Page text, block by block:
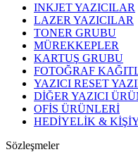
INKJET YAZICILAR
LAZER YAZICILAR
TONER GRUBU
MÜREKKEPLER
KARTUŞ GRUBU
FOTOĞRAF
YAZICI RESET
DİĞER YAZICI
OFİS ÜRÜNLERİ
HEDİYELİK &
Sözleşmeler